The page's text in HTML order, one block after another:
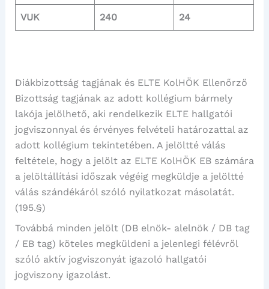
VUK 240 24
Diákbizottság tagjának és ELTE KolHÖK Ellenőrző
Bizottság tagjának az adott kollégium bármely
lakója jelölhető, aki rendelkezik ELTE hallgatói
jogviszonnyal és érvényes felvételi határozattal az
adott kollégium tekintetében. A jelöltté válás
feltétele, hogy a jelölt az ELTE KolHÖK EB számára
a jelöltállítási időszak végéig megküldje a jelöltté
válás szándékáról szóló nyilatkozat másolatát.
(195.§)
Továbbá minden jelölt (DB elnök- alelnök / DB tag
/ EB tag) köteles megküldeni a jelenlegi félévről
szóló aktív jogviszonyát igazoló hallgatói
jogviszony igazolást.